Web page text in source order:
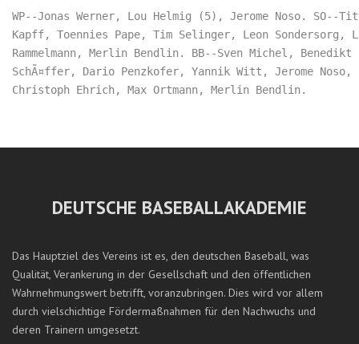
WP--Jonas Werner, Lou Helmig (5), Jerome Noso. SO--
Kapff, Toennies Pape, Tim Selinger, Leon Sondersorg,
Rammelmann, Merlin Bendlin. BB--Sven Michel, Benedikt
SchÃ¤ffer, Dario Penzkofer, Yannik Witt, Jerome Noso,
DEUTSCHE BASEBALLAKADEMIE
Das Hauptziel des Vereins ist es, den deutschen Baseball, was
Qualität, Verankerung in der Gesellschaft und den öffentlichen
Wahrnehmungswert betrifft, voranzubringen. Dies wird vor allem
durch vielschichtige Fördermaßnahmen für den Nachwuchs und
deren Trainern umgesetzt.